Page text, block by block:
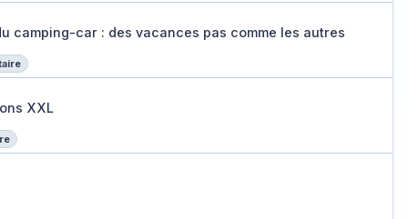
du camping-car : des vacances pas
camping-car : des vacances pas comme les autres
XXL
XXL